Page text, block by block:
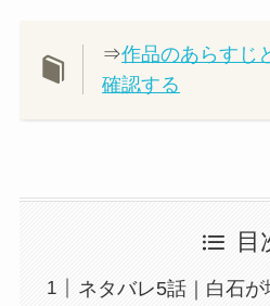
⇒作品のあらすじ
確認する
目
ネタバレ5話｜白石が